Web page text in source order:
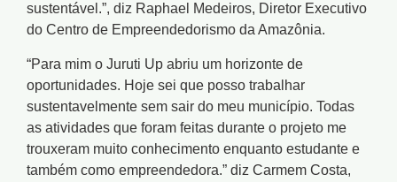
sustentável.”, diz Raphael Medeiros, Diretor Executivo
do Centro de Empreendedorismo da Amazônia.
“Para mim o Juruti Up abriu um horizonte de
oportunidades. Hoje sei que posso trabalhar
sustentavelmente sem sair do meu município. Todas
as atividades que foram feitas durante o projeto me
trouxeram muito conhecimento enquanto estudante e
também como empreendedora.” diz Carmem Costa,